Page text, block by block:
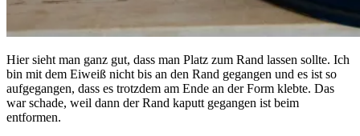
Hier sieht man ganz gut, dass man Platz zum Rand lassen sollte. Ich
bin mit dem Eiweiß nicht bis an den Rand gegangen und es ist so
aufgegangen, dass es trotzdem am Ende an der Form klebte. Das
war schade, weil dann der Rand kaputt gegangen ist beim
entformen.